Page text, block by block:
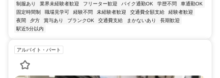
制服あり 業界未経験者歓迎 フリーター歓迎 バイク通勤OK 学歴不問
車通勤OK
固定時間制
職場見学可 経験不問 未経験者歓迎 交通費全額支給
経験者歓迎
夜間
夕方 賞与あり ブランクOK 交通費支給 まかないあり
長期歓迎
駅近5分以内
アルバイト・パート